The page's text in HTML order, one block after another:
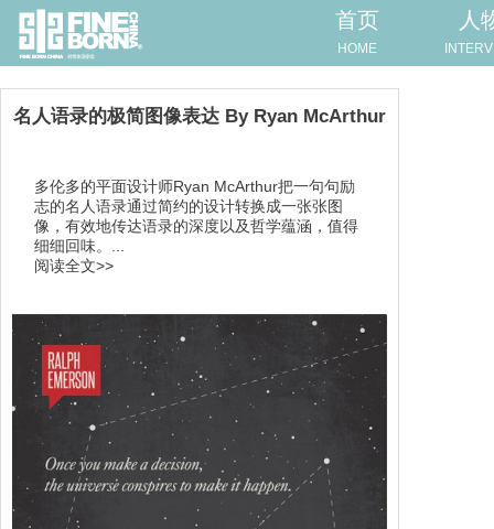
首页
HOME
人
名人语录的极简图像表达 By Ryan McArthur
多伦多的平面设计师Ryan McArthur把一句句励
志的名人语录通过简约的设计转换成一张张图
像，有效地传达语录的深度以及哲学蕴涵，值得
细细回味。...
阅读全文>>